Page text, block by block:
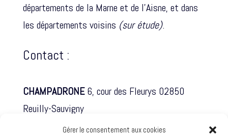
Gérer le consentement aux cookies
départements de la Marne et de l’Aisne, et dans
les départements voisins (sur étude).
Contact :
CHAMPADRONE6, cour des Fleurys 02850
Reuilly-Sauvigny